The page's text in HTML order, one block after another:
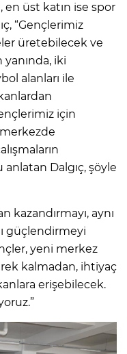
en üst katın ise spor
“Gençlerimiz
üretebilecek ve
iki
alanları ile
için
Dalgıç, şöyle
kazandırmayı, aynı
güçlendirmeyi
yeni merkez
kalmadan, ihtiyaç
erişebilecek.